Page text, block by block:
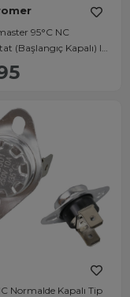
95°C NC
(Başlangıç Kapalı) IC-
Normalde Kapalı Tip